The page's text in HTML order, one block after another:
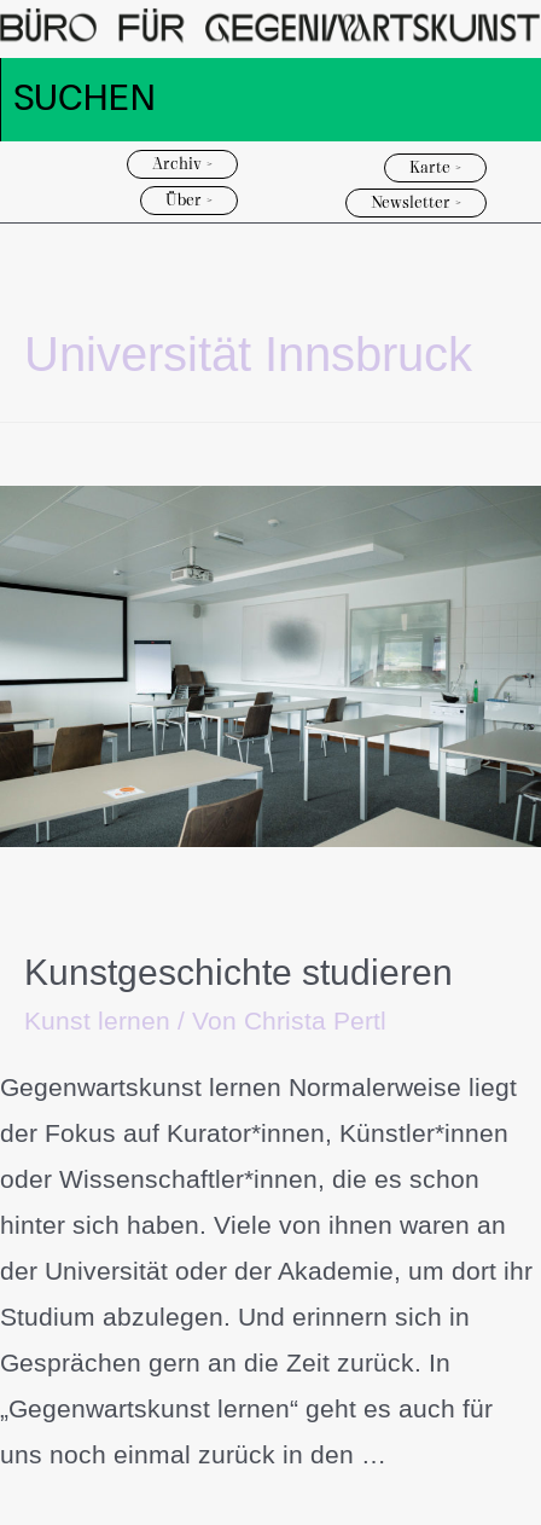
Archiv >
Über >
Karte >
Newsletter >
Universität Innsbruck
Kunstgeschichte studieren
Kunst lernen / Von Christa Pertl
Gegenwartskunst lernen Normalerweise liegt
der Fokus auf Kurator*innen, Künstler*innen
oder Wissenschaftler*innen, die es schon
hinter sich haben. Viele von ihnen waren an
der Universität oder der Akademie, um dort ihr
Studium abzulegen. Und erinnern sich in
Gesprächen gern an die Zeit zurück. In
„Gegenwartskunst lernen“ geht es auch für
uns noch einmal zurück in den …